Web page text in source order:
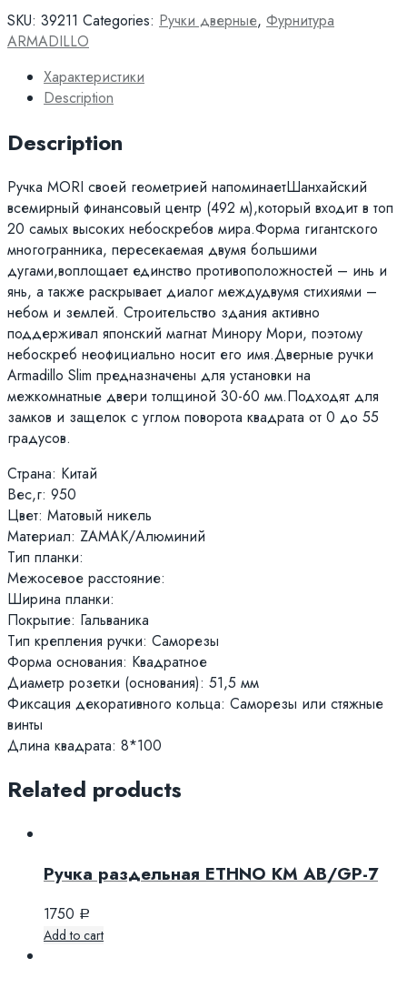
SKU: 39211 Categories: Ручки дверные, Фурнитура
ARMADILLO
Характеристики
Description
Description
Ручка MORI своей геометрией напоминаетШанхайский
всемирный финансовый центр (492 м),который входит в топ
20 самых высоких небоскребов мира.Форма гигантского
многогранника, пересекаемая двумя большими
дугами,воплощает единство противоположностей – инь и
янь, а также раскрывает диалог междудвумя стихиями –
небом и землей. Строительство здания активно
поддерживал японский магнат Минору Мори, поэтому
небоскреб неофициально носит его имя.Дверные ручки
Armadillo Slim предназначены для установки на
межкомнатные двери толщиной 30-60 мм.Подходят для
замков и защелок с углом поворота квадрата от 0 до 55
градусов.
Страна: Китай
Вес,г: 950
Цвет: Матовый никель
Материал: ZAMAK/Алюминий
Тип планки:
Межосевое расстояние:
Ширина планки:
Покрытие: Гальваника
Тип крепления ручки: Саморезы
Форма основания: Квадратное
Диаметр розетки (основания): 51,5 мм
Фиксация декоративного кольца: Саморезы или стяжные
винты
Длина квадрата: 8*100
Related products
Ручка раздельная ETHNO KM AB/GP-7
1750 Р
Add to cart